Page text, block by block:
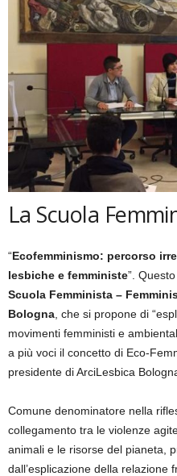
La Scuola
“Ecofemminismo: percorso
lesbiche e femministe”.
Scuola Femminista –
Bologna , che si propone di
movimenti femministi e
a più voci il concetto di Eco-
presidente di ArciLesbica
Comune denominatore nella
collegamento tra le violenze
animali e le risorse del pianeta,
dall’esplicazione della relazione